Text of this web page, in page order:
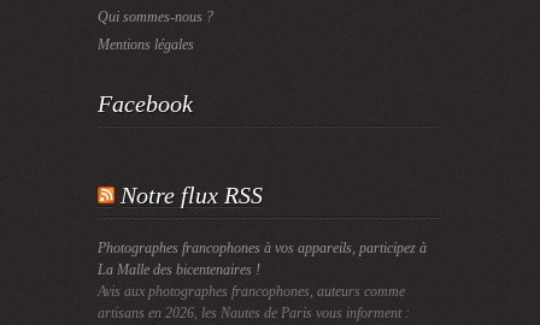
Qui sommes-nous ?
Mentions légales
Facebook
Notre flux RSS
Photographes francophones à vos appareils, participez à
La Malle des bicentenaires !
Avis aux photographes francophones, auteurs comme
artisans en 2026, les Nautes de Paris vous informent :